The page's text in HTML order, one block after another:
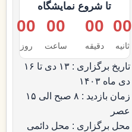
00
روز
00
ساعت‌
00
دقیقه
00
ثانیه
تا شروع نمایشگاه
تاریخ برگزاری : ۱۳ دی تا ۱۶
دی ماه ۱۴۰۳
زمان بازدید : ۸ صبح الی ۱۵
عصر
محل برگزاری : محل دائمی